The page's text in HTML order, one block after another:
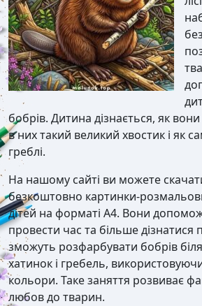
бобрів. Дитина дізнається, як
в них такий великий хвостик і як
греблі.
На нашому сайті ви можете
безкоштовно картинки-
дітей на форматі А4. Вони
провести час та більше дізнатися
зможуть розфарбувати бобрів
хатинок і гребель,
кольори. Таке заняття розвиває
любов до тварин.